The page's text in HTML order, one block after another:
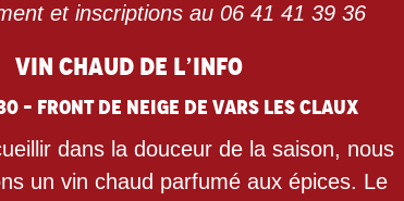
et inscriptions au 06 41 41 39 36
Vin chaud de l’info
– Front de neige de Vars les Claux
dans la douceur de la saison, nous
un vin chaud parfumé aux épices. Le